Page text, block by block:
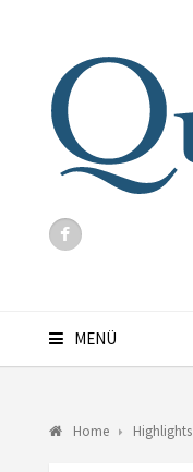
MENÜ
Home Highlights